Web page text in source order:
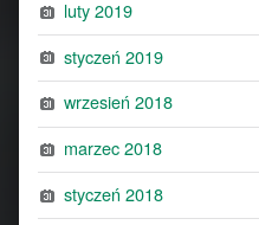
luty 2019
styczeń 2019
wrzesień 2018
marzec 2018
styczeń 2018